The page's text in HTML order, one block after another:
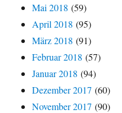
Mai 2018 (59)
April 2018 (95)
März 2018 (91)
Februar 2018 (57)
Januar 2018 (94)
Dezember 2017 (60)
November 2017 (90)